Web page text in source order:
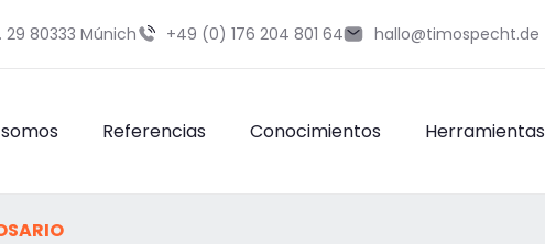
80333 Múnich +49 (0) 176 204 801 64 hallo@timospecht.de
Referencias Conocimientos Herramientas